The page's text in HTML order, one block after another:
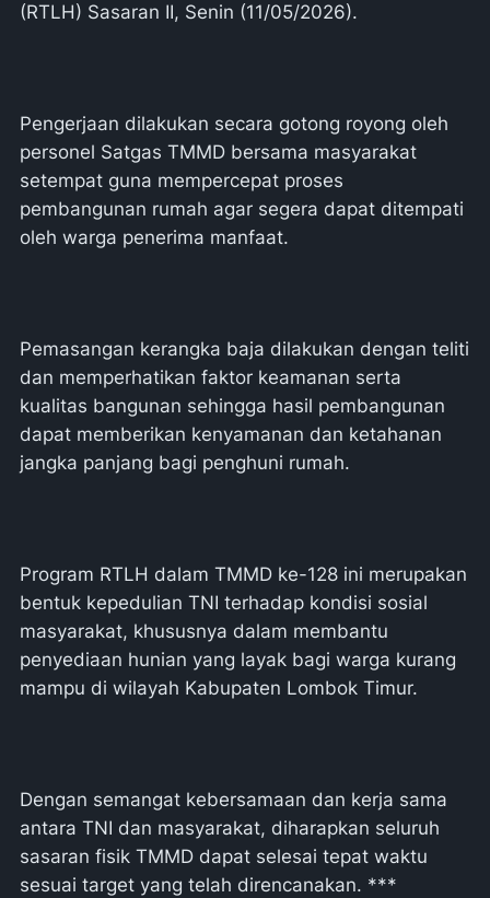
(RTLH) Sasaran II, Senin (11/05/2026).
Pengerjaan dilakukan secara gotong royong oleh
personel Satgas TMMD bersama masyarakat
setempat guna mempercepat proses
pembangunan rumah agar segera dapat ditempati
oleh warga penerima manfaat.
Pemasangan kerangka baja dilakukan dengan teliti
dan memperhatikan faktor keamanan serta
kualitas bangunan sehingga hasil pembangunan
dapat memberikan kenyamanan dan ketahanan
jangka panjang bagi penghuni rumah.
Program RTLH dalam TMMD ke-128 ini merupakan
bentuk kepedulian TNI terhadap kondisi sosial
masyarakat, khususnya dalam membantu
penyediaan hunian yang layak bagi warga kurang
mampu di wilayah Kabupaten Lombok Timur.
Dengan semangat kebersamaan dan kerja sama
antara TNI dan masyarakat, diharapkan seluruh
sasaran fisik TMMD dapat selesai tepat waktu
sesuai target yang telah direncanakan. ***